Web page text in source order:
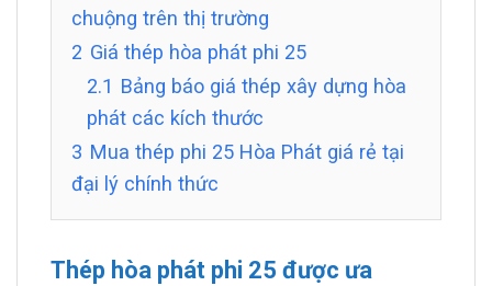
chuộng trên thị trường
2 Giá thép hòa phát phi 25
2.1 Bảng báo giá thép xây dựng hòa
phát các kích thước
3 Mua thép phi 25 Hòa Phát giá rẻ tại
đại lý chính thức
Thép hòa phát phi 25 được ưa